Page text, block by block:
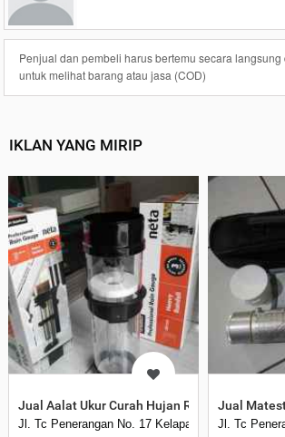
Penjual dan pembeli harus bertemu secara langsung
untuk melihat barang atau jasa (COD)
IKLAN YANG MIRIP
Jual Aalat Ukur Curah Hujan RAIN Gaugge
Jl. Tc Penerangan No. 17 Kelapa Dua Kebon Jeruk
Jual
Jl. Tc